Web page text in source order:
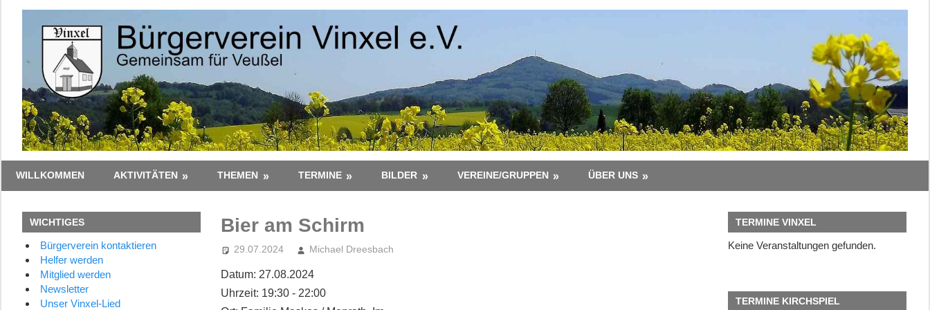
Bürgerverein
e.V.
Gemeinsam
–
Zusammen
WILLKOMMEN AKTIVITÄTEN THEMEN TERMINE BILDER VEREINE/GRUPPEN ÜBER UNS
Bier am Schirm
29.07.2024 Michael Dreesbach
Datum: 27.08.2024
Uhrzeit: 19:30 - 22:00
WICHTIGES
Bürgerverein kontaktieren
Helfer werden
Mitglied werden
Newsletter
Unser Vinxel-Lied
TERMINE VINXEL
Keine Veranstaltungen gefunden.
TERMINE KIRCHSPIEL